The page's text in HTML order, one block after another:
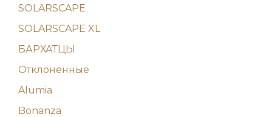
SOLARSCAPE
SOLARSCAPE XL
БАРХАТЦЫ
Отклоненные
Alumia
Bonanza